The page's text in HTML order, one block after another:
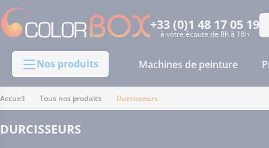
Passer
au
contenu
+33 (0)1 48 17 05 19
à votre écoute de 8h à 18h
Nos produits Machines de peinture
Accueil Tous nos produits Durcisseurs
DURCISSEURS